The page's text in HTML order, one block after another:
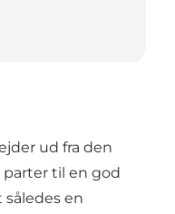
ud fra den
parter til en god
således en